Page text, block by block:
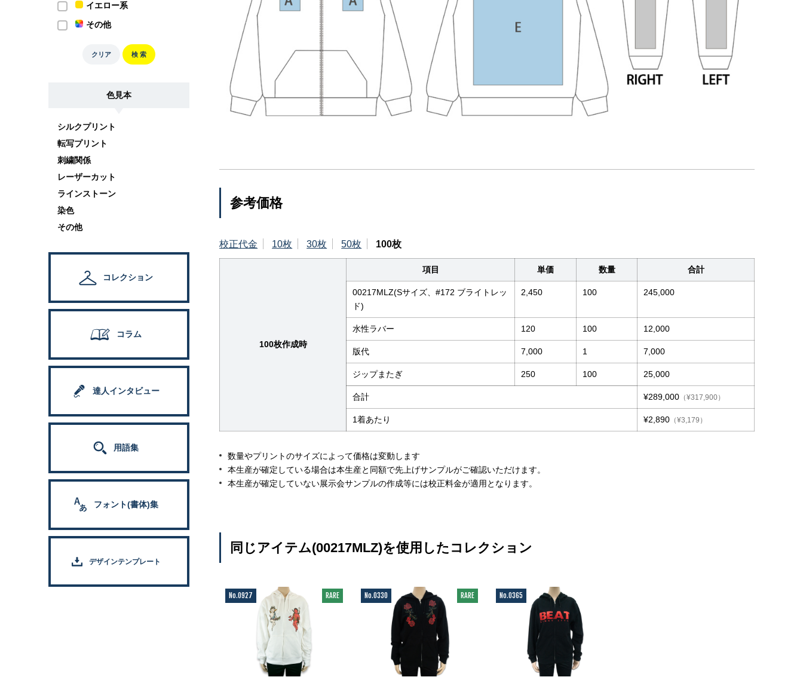
イエロー系
その他
クリア 検 索
色見本
シルクプリント
転写プリント
刺繍関係
レーザーカット
ラインストーン
染色
その他
コレクション
コラム
達人インタビュー
用語集
フォント(書体)集
デザインテンプレート
参考価格
校正代金 10枚 30枚 50枚 100枚
100枚作成時
項目 単価 数量 合計
00217MLZ(Sサイズ、#172 ブライトレッ
ド)
2,450 100 245,000
水性ラバー 120 100 12,000
版代 7,000 1 7,000
ジップまたぎ 250 100 25,000
合計 ¥289,000 （¥317,900）
1着あたり ¥2,890 （¥3,179）
数量やプリントのサイズによって価格は変動します
本生産が確定している場合は本生産と同額で先上げサンプルがご確認いただけます。
本生産が確定していない展示会サンプルの作成等には校正料金が適用となります。
同じアイテム(00217MLZ)を使用したコレクション
No.0927 RARE No.0330 RARE No.0365